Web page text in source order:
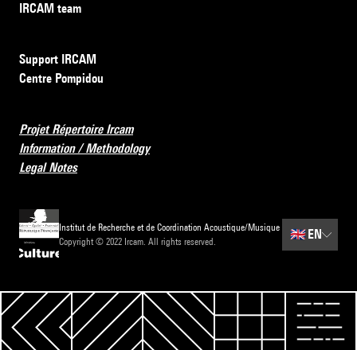
IRCAM team
Support IRCAM
Centre Pompidou
Projet Répertoire Ircam
Information / Methodology
Legal Notes
Institut de Recherche et de Coordination Acoustique/Musique
Copyright © 2022 Ircam. All rights reserved.
🇬🇧 EN